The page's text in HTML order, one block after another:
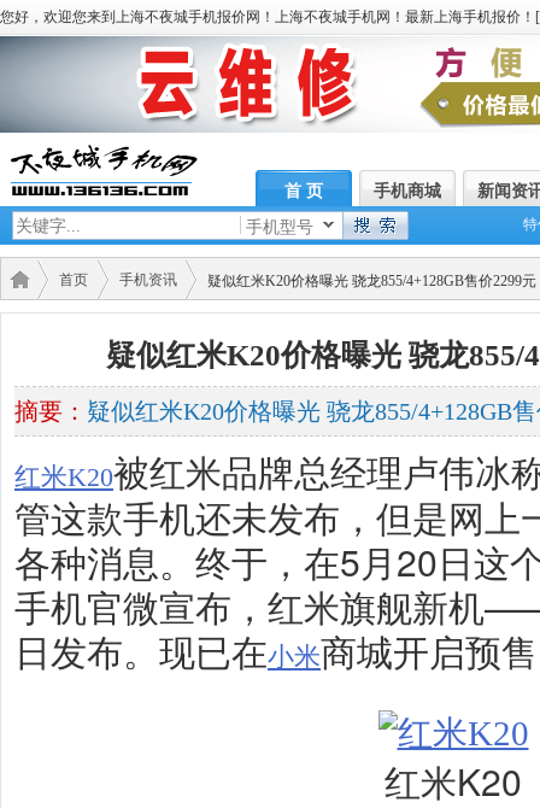
您好，欢迎您来到上海不夜城手机报价网！上海不夜城手机网！最新上海手机报价！[
首 页 手机商城
新闻资
手机型号
首页 手机资讯 疑似红米K20价格曝光 骁龙855/4+128GB售价2299元
疑似红米K20价格曝光 骁龙855/
摘要： 疑似红米K20价格曝光 骁龙855/4+128GB
红米K20被红米品牌总经理卢伟冰
管这款手机还未发布，但是网上
各种消息。终于，在5月20日这
手机官微宣布，红米旗舰新机
日发布。现已在小米商城开启预
红米K20